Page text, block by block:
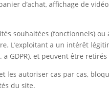
d’achat, affichage de
souhaitées (fonctionnels) ou
L’exploitant a un intérêt
GDPR), et peuvent être
autoriser cas par cas,
du site.